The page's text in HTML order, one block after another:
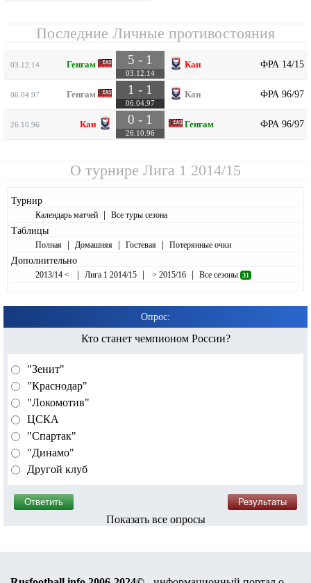
Последние Личные противостояния
03.12.14 Генгам 5 - 1
03.12.14
Кан ФРА 14/15
06.04.97 Генгам 1 - 1
06.04.97
Кан ФРА 96/97
26.10.96 Кан 0 - 1
26.10.96
Генгам ФРА 96/97
О турнире Лига 1 2014/15
Турнир
Календарь матчей | Все туры сезона
Таблицы
Полная | Домашняя | Гостевая | Потерянные очки
Дополнительно
2013/14 < | Лига 1 2014/15 | > 2015/16 | Все сезоны 31
Опрос:
Кто станет чемпионом России?
"Зенит"
"Краснодар"
"Локомотив"
ЦСКА
"Спартак"
"Динамо"
Другой клуб
Показать все опросы